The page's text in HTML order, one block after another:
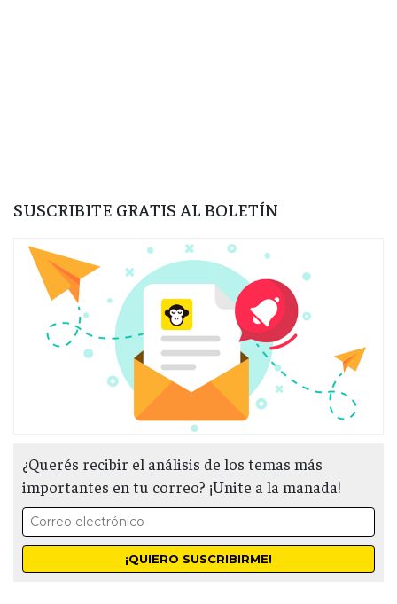
SUSCRIBITE GRATIS AL BOLETÍN
¿Querés recibir el análisis de los temas más
importantes en tu correo? ¡Unite a la manada!